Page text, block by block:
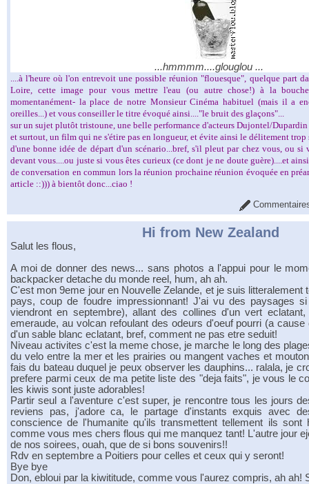
...hmmmm....glouglou ...
....à l'heure où l'on entrevoit une possible réunion "flouesque", quelque part
Loire, cette image pour vous mettre l'eau (ou autre chose!) à la
momentanément- la place de notre Monsieur Cinéma habituel (mais il a
oreilles...) et vous conseiller le titre évoqué ainsi...."le bruit des glaçons"...
sur un sujet plutôt tristoune, une belle performance d'acteurs Dujontel/
et surtout, un film qui ne s'étire pas en longueur, et évite ainsi le délitement trop
d'une bonne idée de départ d'un scénario...bref, s'il pleut par chez vous, ou si
devant vous....ou juste si vous êtes curieux (ce dont je ne doute guère)....et
de conversation en commun lors la réunion prochaine réunion évoquée en
article ::))) à bientôt donc...ciao !
Hi from New Zealand
Salut les flous,
A moi de donner des news... sans photos a l'appui pour le
backpacker detache du monde reel, hum, ah ah.
C'est mon 9eme jour en Nouvelle Zelande, et je suis litteralement
pays, coup de foudre impressionnant! J'ai vu des paysages
viendront en septembre), allant des collines d'un vert
emeraude, au volcan refoulant des odeurs d'oeuf pourri (a
d'un sable blanc eclatant, bref, comment ne pas etre seduit!
Niveau activites c'est la meme chose, je marche le long des
du velo entre la mer et les prairies ou mangent vaches et
fais du bateau duquel je peux observer les dauphins... ralala, je
prefere parmi ceux de ma petite liste des "deja faits", je vous le
les kiwis sont juste adorables!
Partir seul a l'aventure c'est super, je rencontre tous les jours
reviens pas, j'adore ca, le partage d'instants exquis avec
conscience de l'humanite qu'ils transmettent tellement ils sont
comme vous mes chers flous qui me manquez tant! L'autre jour
de nos soirees, ouah, que de si bons souvenirs!!
Rdv en septembre a Poitiers pour celles et ceux qui y seront!
Bye bye
Don, ebloui par la kiwititude, comme vous l'aurez compris, ah ah!